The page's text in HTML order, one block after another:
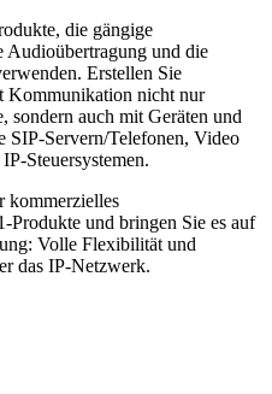
die gängige
Audioübertragung und die
Erstellen Sie
Kommunikation nicht nur
sondern auch mit Geräten und
SIP-Servern/Telefonen, Video
Steuersystemen.
kommerzielles
und bringen Sie es auf
Volle Flexibilität und
das IP-Netzwerk.